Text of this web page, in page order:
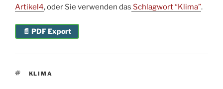
Artikel4, oder Sie verwenden das Schlagwort “Klima”.
📄 PDF Export
SCHLAGWÖRTER
KLIMA